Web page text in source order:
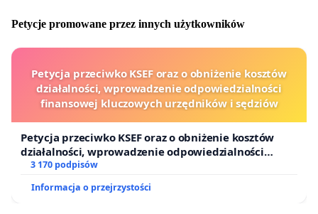
Petycje promowane przez innych użytkowników
Petycja przeciwko KSEF oraz o obniżenie kosztów
działalności, wprowadzenie odpowiedzialności
finansowej kluczowych urzędników i sędziów
Petycja przeciwko KSEF oraz o obniżenie kosztów
działalności, wprowadzenie odpowiedzialności
finansowej kluczowych urzędników i sędziów
3 170 podpisów
Informacja o przejrzystości